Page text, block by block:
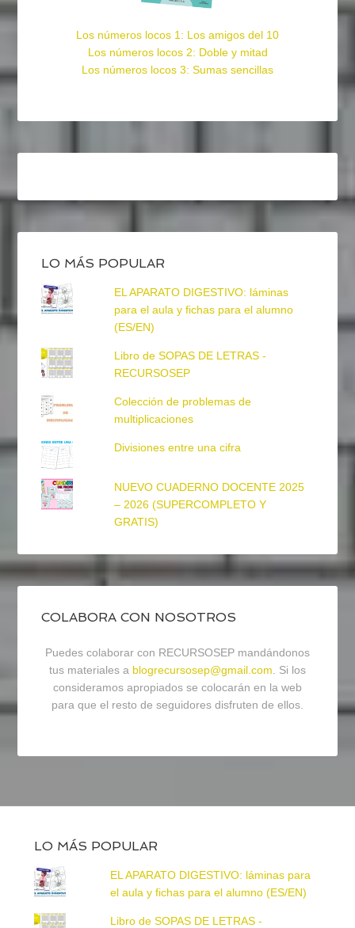
Los números locos 1: Los amigos del 10
Los números locos 2: Doble y mitad
Los números locos 3: Sumas sencillas
LO MÁS POPULAR
EL APARATO DIGESTIVO: láminas
para el aula y fichas para el alumno
(ES/EN)
Libro de SOPAS DE LETRAS -
RECURSOSEP
Colección de problemas de
multiplicaciones
Divisiones entre una cifra
NUEVO CUADERNO DOCENTE 2025
– 2026 (SUPERCOMPLETO Y
GRATIS)
COLABORA CON NOSOTROS
Puedes colaborar con RECURSOSEP mandándonos
tus materiales a blogrecursosep@gmail.com. Si los
consideramos apropiados se colocarán en la web
para que el resto de seguidores disfruten de ellos.
LO MÁS POPULAR
EL APARATO DIGESTIVO: láminas para
el aula y fichas para el alumno (ES/EN)
Libro de SOPAS DE LETRAS -